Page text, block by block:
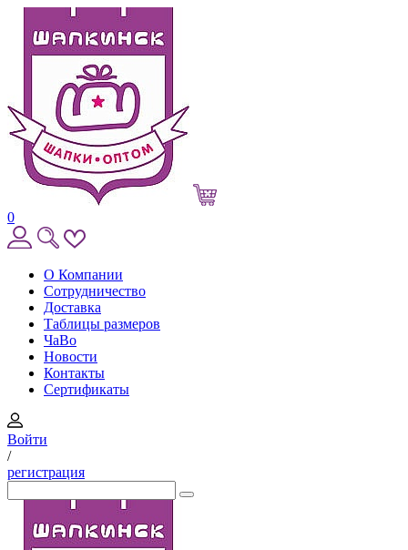
0
О Компании
Сотрудничество
Доставка
Таблицы размеров
ЧаВо
Новости
Контакты
Сертификаты
Войти
/
регистрация